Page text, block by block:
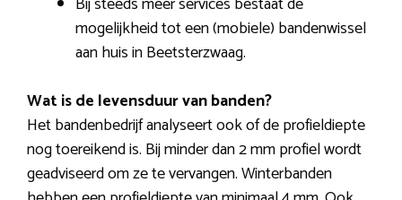
mogelijkheid tot een (mobiele) bandenwissel
aan huis in Beetsterzwaag.
Wat is de levensduur van banden?
Het bandenbedrijf analyseert ook of de profieldiepte
nog toereikend is. Bij minder dan 2 mm profiel wordt
geadviseerd om ze te vervangen. Winterbanden